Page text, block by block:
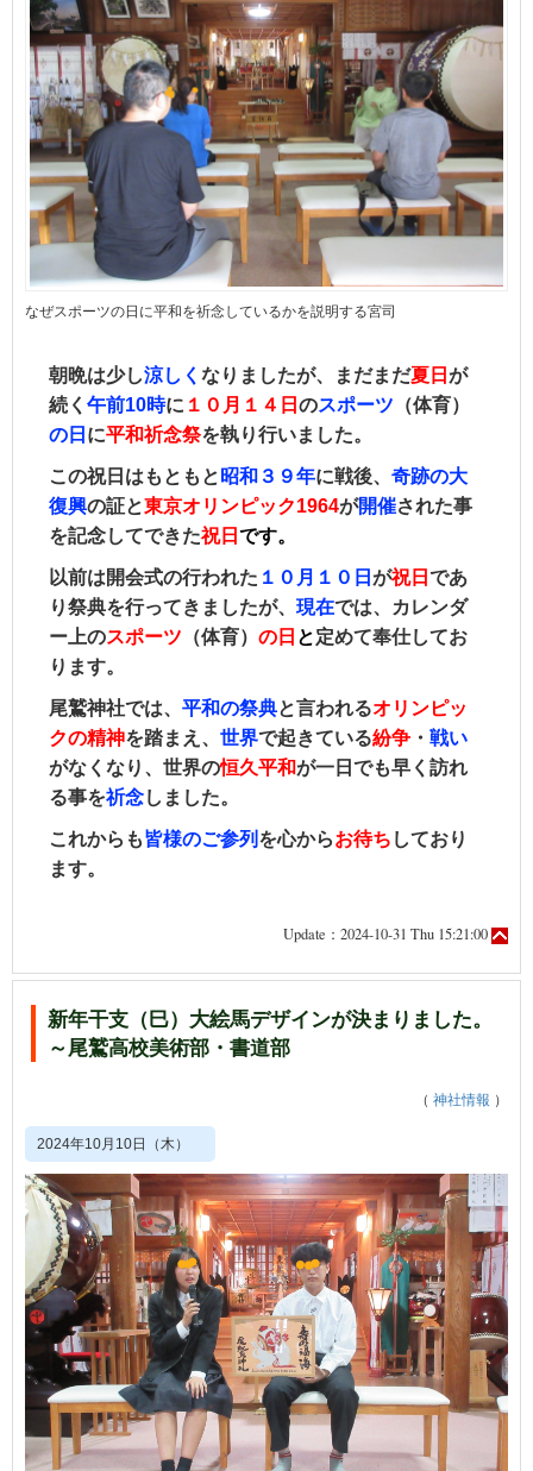
なぜスポーツの日に平和を祈念しているかを説明する宮司
朝晩は少し涼しく なりましたが、まだまだ夏日 が
続く 午前10時に １０月１４日 のスポーツ （体育）
の日 に平和祈念祭を執り行いました。
この祝日はもともと 昭和３９年に戦後、 奇跡の大
復興の証と東京オリンピック1964が開催された事
を記念してできた祝日 です。
以前は開会式の行われた １０月１０日 が祝日 であ
り祭典を行ってきましたが、 現在では、カレンダ
ー上のスポーツ （体育） の日 と定めて奉仕してお
ります。
尾鷲神社では、 平和の祭典と言われるオリンピッ
クの精神を踏まえ、 世界で起きている紛争 ・ 戦い
がなくなり、世界の恒久平和が一日でも早く 訪れ
る事を祈念しました。
これからも皆様のご参列 を心からお待ち しており
ます。
Update：2024-10-31 Thu 15:21:00
新年干支（巳）大絵馬デザインが決まりました。
～尾鷲高校美術部・書道部
（ 神社情報 ）
2024年10月10日（木）